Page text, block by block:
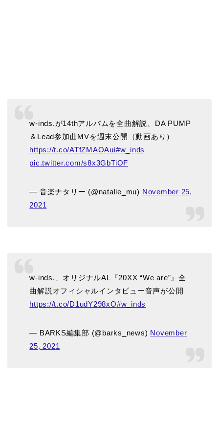
w-inds.が14thアルバムを全曲解説、DA PUMP
＆Lead参加曲MVを週末公開（動画あり）
https://t.co/ATfZMAOAui#w_inds
pic.twitter.com/s8x3GbTiOF
— 音楽ナタリー (@natalie_mu) November 25,
2021
w-inds.、オリジナルAL『20XX “We are”』全
曲解説オフィシャルインタビュー音声が公開
https://t.co/D1udY298xO#w_inds
— BARKS編集部 (@barks_news) November
25, 2021